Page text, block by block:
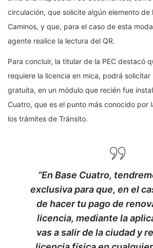
circulación, que solicite algún elemento de
Caminos, y que, para el caso de esta
agente realice la lectura del QR.
Para concluir, la titular de la PEC destacó
requiere la licencia en mica, podrá solicitar
gratuita, en un módulo que recién fue
Cuatro, que es el punto más conocido por
los trámites de Tránsito.
“En Base Cuatro,
exclusiva para que, en el
de hacer tu pago de
licencia, mediante la
vas a salir de la ciudad y